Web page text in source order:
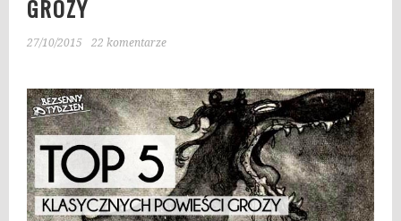
GROZY
27/10/2015 22 komentarze